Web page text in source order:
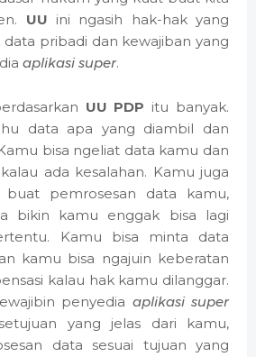
UU ini ngasih hak-hak yang
pribadi dan kewajiban yang
aplikasi super.
UU PDP itu banyak.
data apa yang diambil dan
bisa ngeliat data kamu dan
ada kesalahan. Kamu juga
pemrosesan data kamu,
bikin kamu enggak bisa lagi
Kamu bisa minta data
kamu bisa ngajuin keberatan
kalau hak kamu dilanggar.
penyedia aplikasi super
yang jelas dari kamu,
data sesuai tujuan yang